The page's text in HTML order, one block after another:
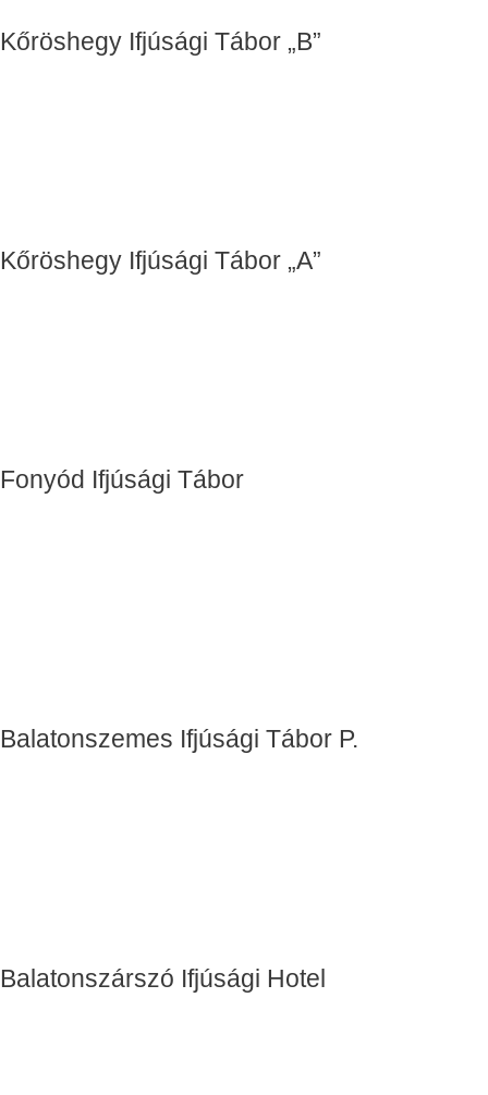
Kőröshegy Ifjúsági Tábor „B”
Kőröshegy Ifjúsági Tábor „A”
Fonyód Ifjúsági Tábor
Balatonszemes Ifjúsági Tábor P.
Balatonszárszó Ifjúsági Hotel